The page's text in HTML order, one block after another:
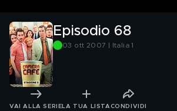
Episodio 68
03 ott 2007 | Italia 1
VAI ALLA SERIE LA TUA LISTA CONDIVIDI